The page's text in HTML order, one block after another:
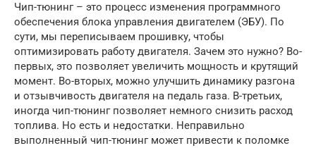
Чип-тюнинг – это процесс изменения программного
обеспечения блока управления двигателем (ЭБУ). По
сути, мы переписываем прошивку, чтобы
оптимизировать работу двигателя. Зачем это нужно? Во-
первых, это позволяет увеличить мощность и крутящий
момент. Во-вторых, можно улучшить динамику разгона
и отзывчивость двигателя на педаль газа. В-третьих,
иногда чип-тюнинг позволяет немного снизить расход
топлива. Но есть и недостатки. Неправильно
выполненный чип-тюнинг может привести к поломке